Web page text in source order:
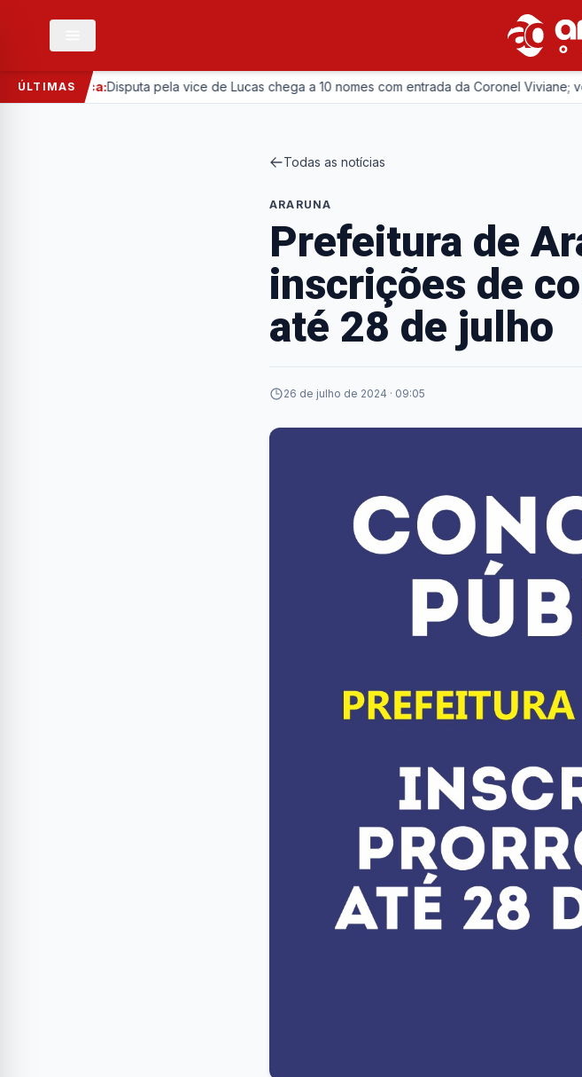
ÚLTIMAS
Política:Disputa pela vice de Lucas chega a 10 nomes com entrada da Coronel Viviane; veja
Todas as notícias
ARARUNA
Prefeitura de
inscrições de
até 28 de julho
26 de julho de 2024 · 09:05